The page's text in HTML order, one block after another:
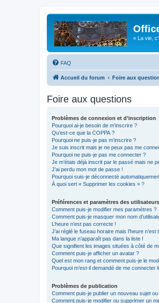
« La vie,
FAQ
Accueil du forum Foire aux
Foire aux questions
Problèmes de connexion et d’inscription
Pourquoi ai-je besoin de m’inscrire ?
Qu’est-ce que la COPPA ?
Pourquoi ne puis-je pas m’inscrire ?
Je suis inscrit mais je ne peux pas me
Pourquoi ne puis-je pas me connecter ?
Je m’étais déjà inscrit par le passé mais ne
J’ai perdu mon mot de passe !
Pourquoi suis-je déconnecté
À quoi sert « Supprimer les cookies » ?
Préférences et paramètres des utilisateurs
Comment puis-je modifier mes paramètres ?
Comment puis-je masquer mon nom
L’heure n’est pas correcte !
J’ai réglé le fuseau horaire mais l’heure
Ma langue n’apparaît pas dans la liste !
Que signifient les images situées à côté de
Comment puis-je afficher un avatar ?
Quel est mon rang et comment puis-je le
Pourquoi m’est-il demandé de me
Problèmes de publication
Comment puis-je publier un nouveau sujet
Comment puis-je modifier ou supprimer un